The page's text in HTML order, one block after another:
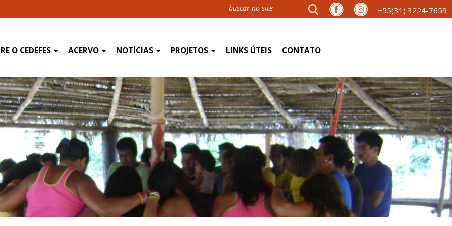
+55(31) 3224-7659
O CEDEFES ACERVO NOTÍCIAS PROJETOS LINKS ÚTEIS CONTATO